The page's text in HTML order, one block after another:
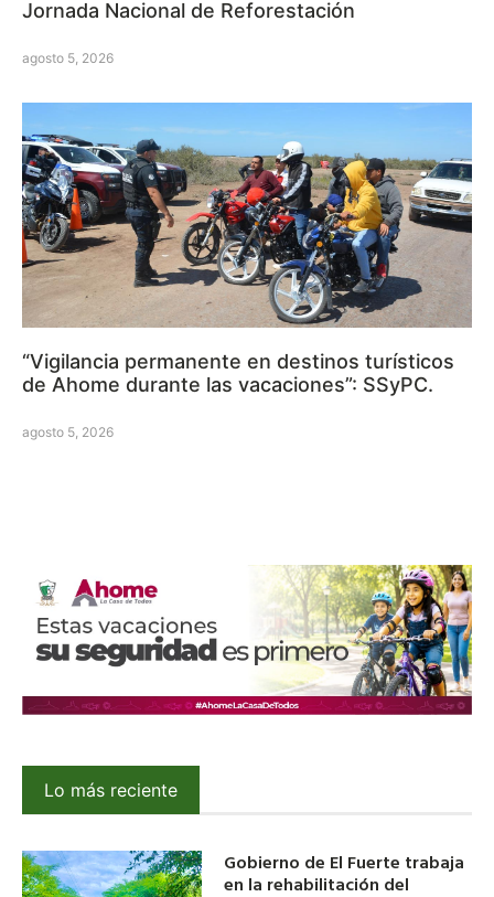
Jornada Nacional de Reforestación
agosto 5, 2026
“Vigilancia permanente en destinos turísticos
de Ahome durante las vacaciones”: SSyPC.
agosto 5, 2026
Lo más reciente
Gobierno de El Fuerte trabaja
en la rehabilitación del